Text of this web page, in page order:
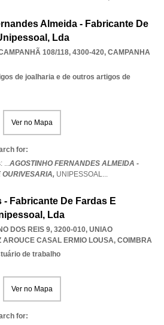
Almeida - Fabricante De
Lda
108/118, 4300-420, CAMPANHA
de joalharia e de outros artigos de
Ver no Mapa
for:
...AGOSTINHO FERNANDES ALMEIDA -
OURIVESARIA, UNIPESSOAL...
- Fabricante De Fardas E
Lda
DOS REIS 9, 3200-010, UNIAO
AROUCE CASAL ERMIO LOUSA, COIMBRA
de trabalho
Ver no Mapa
for: